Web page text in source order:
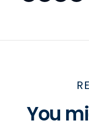
You